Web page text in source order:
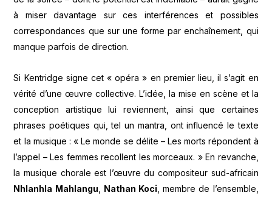
à miser davantage sur ces interférences et possibles
correspondances que sur une forme par enchaînement, qui
manque parfois de direction.
Si Kentridge signe cet « opéra » en premier lieu, il s’agit en
vérité d’une œuvre collective. L’idée, la mise en scène et la
conception artistique lui reviennent, ainsi que certaines
phrases poétiques qui, tel un mantra, ont influencé le texte
et la musique : « Le monde se délite – Les morts répondent à
l’appel – Les femmes recollent les morceaux. » En revanche,
la musique chorale est l’œuvre du compositeur sud-africain
Nhlanhla Mahlangu
Nathan Koci , membre de l’ensemble,